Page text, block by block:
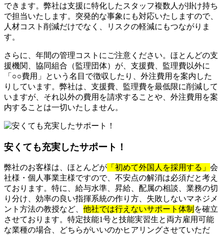
できます。弊社は支援に特化したスタッフ複数人が掛け持ち
で担当いたします。突発的な事象にも対応いたしますので、
人材コスト削減だけでなく、リスクの軽減にもつながりま
す。
さらに、年間の管理コストにご注意ください。ほとんどの支
援機関、協同組合（監理団体）が、支援費、監理費以外に
「○○費用」という名目で徴収したり、外注費用を案内した
りしています。弊社は、支援費、監理費を最低限に削減して
いますが、それ以外の費用を請求することや、外注費用を案
内することは一切いたしません。
安くても充実したサポート！
弊社のお客様は、ほとんどが 「初めて外国人を採用する」 会
社様・個人事業主様ですので、不安点の解消は必須だと考え
ております。特に、給与水準、昇給、配属の相談、業務の切
り分け、効率の良い指揮系統の作り方、失敗しないマネジメ
ント方法の教授など、 他社では行えないサポート体制 を確立
させております。特定技能1号と技能実習生と両方雇用可能
な業種の場合、どちらがいいのかヒアリングさせていただ